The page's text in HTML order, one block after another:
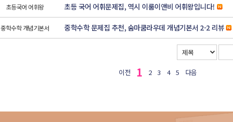
초등국어 어휘왕 초등 국어 어휘문제집, 역시 이룸이앤비 어휘왕입니다!
중학수학 개념기본서 중학수학 문제집 추천, 숨마쿰라우데 개념기본서 2-2 리뷰
이전 1 2 3 4 5 다음